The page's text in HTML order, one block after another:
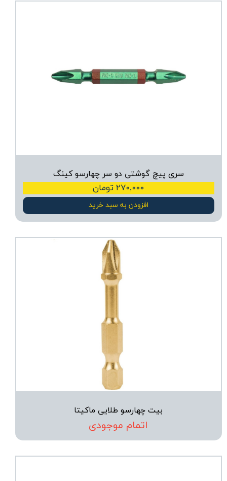
سری پیچ گوشتی دو سر چهارسو کینگ
۲۷۰,۰۰۰ تومان
افزودن به سبد خرید
بیت چهارسو طلایی ماکیتا
اتمام موجودی